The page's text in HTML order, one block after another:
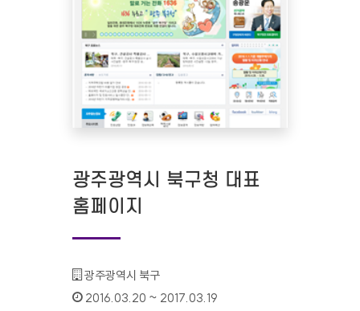
광주광역시 북구청 대표
홈페이지
기관명 :
광주광역시 북구
인증기간 :
2016.03.20 ~ 2017.03.19